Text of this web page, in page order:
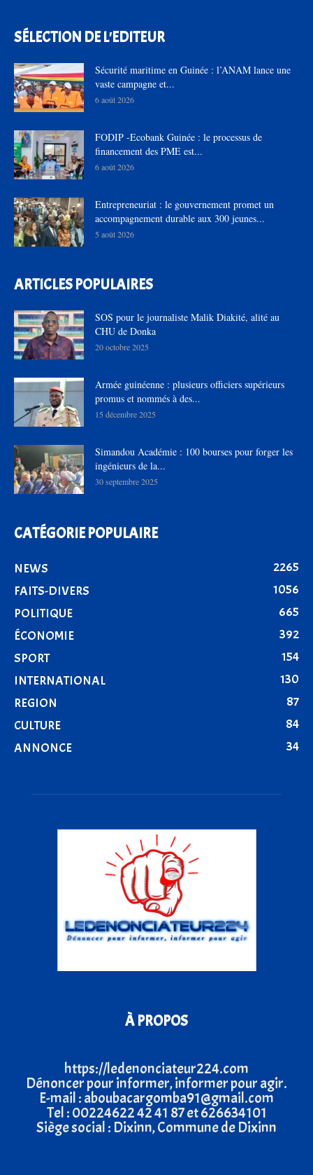
SÉLECTION DE L'EDITEUR
Sécurité maritime en Guinée : l’ANAM lance une
vaste campagne et...
6 août 2026
FODIP -Ecobank Guinée : le processus de
financement des PME est...
6 août 2026
Entrepreneuriat : le gouvernement promet un
accompagnement durable aux 300 jeunes...
5 août 2026
ARTICLES POPULAIRES
SOS pour le journaliste Malik Diakité, alité au
CHU de Donka
20 octobre 2025
Armée guinéenne : plusieurs officiers supérieurs
promus et nommés à des...
15 décembre 2025
Simandou Académie : 100 bourses pour forger les
ingénieurs de la...
30 septembre 2025
CATÉGORIE POPULAIRE
NEWS
2265
FAITS-DIVERS
1056
POLITIQUE
665
ÉCONOMIE
392
SPORT
154
INTERNATIONAL
130
REGION
87
CULTURE
84
ANNONCE
34
À PROPOS
https://ledenonciateur224.com
Dénoncer pour informer, informer pour agir.
E-mail : aboubacargomba91@gmail.com
Tel : 00224622 42 41 87 et 626634101
Siège social : Dixinn, Commune de Dixinn